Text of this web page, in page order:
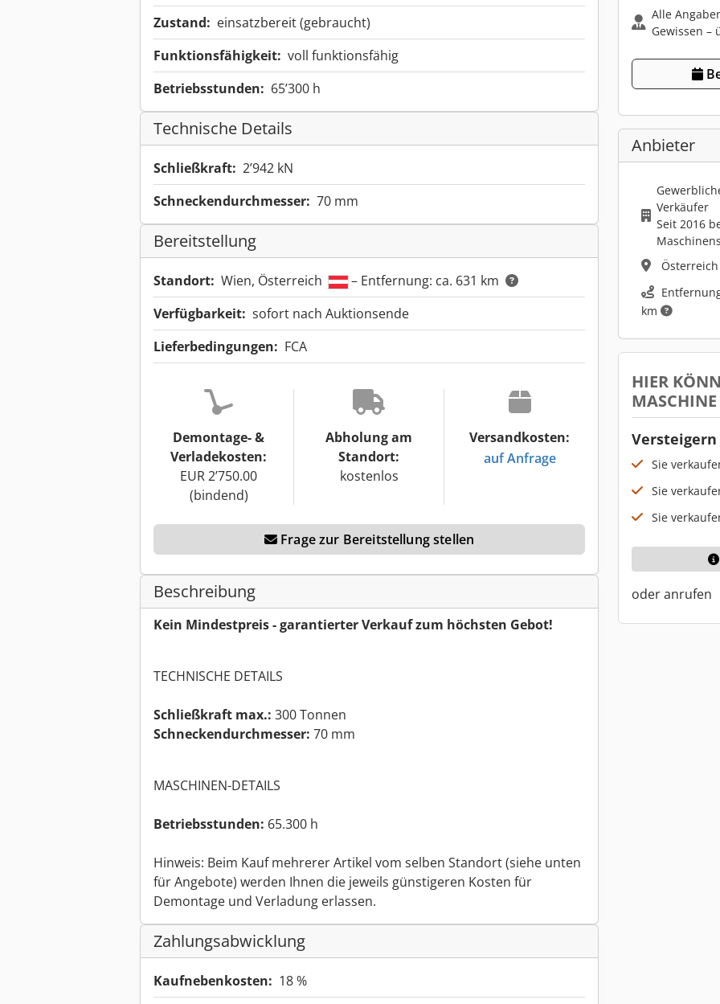
Zustand: einsatzbereit (gebraucht)
Funktionsfähigkeit: voll funktionsfähig
Betriebsstunden: 65’300 h
Technische Details
Schließkraft: 2’942 kN
Schneckendurchmesser: 70 mm
Bereitstellung
Standort: Wien, Österreich
– Entfernung: ca. 631 km
Verfügbarkeit: sofort nach Auktionsende
Lieferbedingungen: FCA
Demontage- &
Verladekosten:
EUR 2’750.00
(bindend)
Abholung am
Standort:
kostenlos
Versandkosten:
auf Anfrage
Frage zur Bereitstellung stellen
Beschreibung
Kein Mindestpreis - garantierter Verkauf zum höchsten Gebot!
TECHNISCHE DETAILS
Schließkraft max.: 300 Tonnen
Schneckendurchmesser: 70 mm
MASCHINEN-DETAILS
Betriebsstunden: 65.300 h
Hinweis: Beim Kauf mehrerer Artikel vom selben Standort (siehe unten
für Angebote) werden Ihnen die jeweils günstigeren Kosten für
Demontage und Verladung erlassen.
Zahlungsabwicklung
Kaufnebenkosten: 18 %
Alle
Gewissen –
Anbieter
Verkäufer
Seit 2016
Österreich
km
HIER
MASCHINE
Sie
Sie
Sie
oder anrufen